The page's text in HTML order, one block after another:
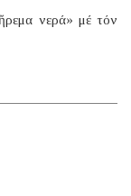
νερά» μέ τόν